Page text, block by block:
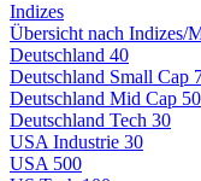
Indizes
Übersicht nach Indizes/
Deutschland 40
Deutschland Small Cap
Deutschland Mid Cap 50
Deutschland Tech 30
USA Industrie 30
USA 500